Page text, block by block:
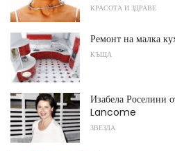
КРАСОТА И ЗДРАВЕ
Ремонт на малка
КЪЩА
Изабела Роселини
Lancome
ЗВЕЗДА